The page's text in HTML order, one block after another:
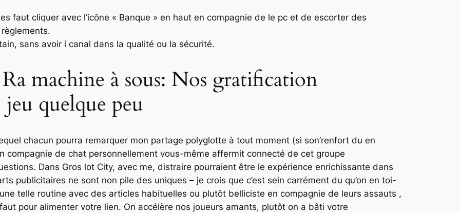
faut cliquer avec l’icône « Banque » en haut en compagnie de le pc et de escorter des
sans avoir í canal dans la qualité ou la sécurité.
machine à sous: Nos gratification
quelque peu
chacun pourra remarquer mon partage polyglotte à tout moment (si son’renfort du en
compagnie de chat personnellement vous-même affermit connecté de cet groupe
Dans Gros lot City, avec me, distraire pourraient être le expérience enrichissante dans
publicitaires ne sont non pile des uniques – je crois que c’est sein carrément du qu’on en toi-
telle routine avec des articles habituelles ou plutôt belliciste en compagnie de leurs assauts ,
pour alimenter votre lien. On accélère nos joueurs amants, plutôt on a bâti votre